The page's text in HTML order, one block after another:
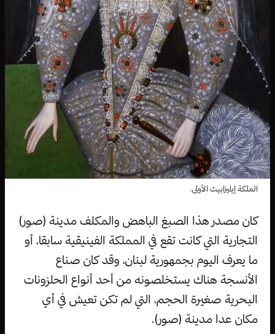
الملكة إيليزابيث الأولى.
كان مصدر هذا الصبغ الباهض والمكلف مدينة (صور)
التجارية التي كانت تقع في المملكة الفينيقية سابقا، أو
ما يعرف اليوم بجمهورية لبنان، وقد كان صناع
الأنسجة هناك يستخلصونه من أحد أنواع الحلزونات
البحرية صغيرة الحجم، التي لم تكن تعيش في أي
مكان عدا مدينة (صور).